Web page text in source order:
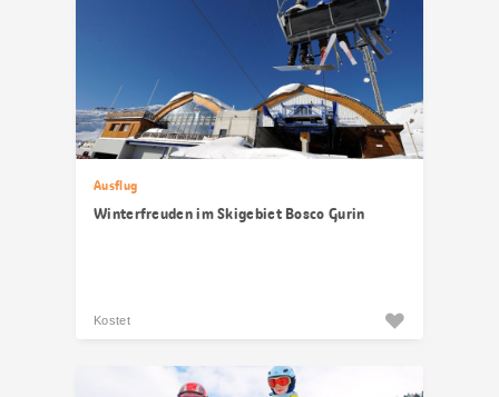
Ausflug
Winterfreuden im Skigebiet Bosco Gurin
Kostet